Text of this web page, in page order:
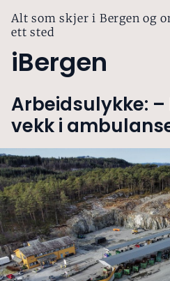
Alt som skjer i Bergen og
ett sted
iBergen
Arbeidsulykke:
vekk i